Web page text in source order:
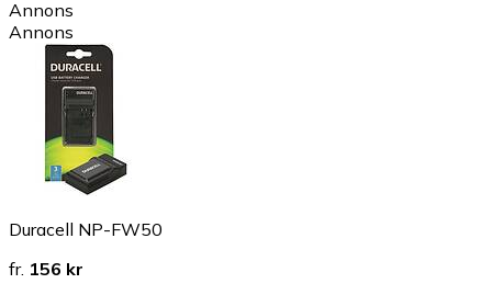
Annons
Annons
Duracell NP-FW50
fr. 156 kr